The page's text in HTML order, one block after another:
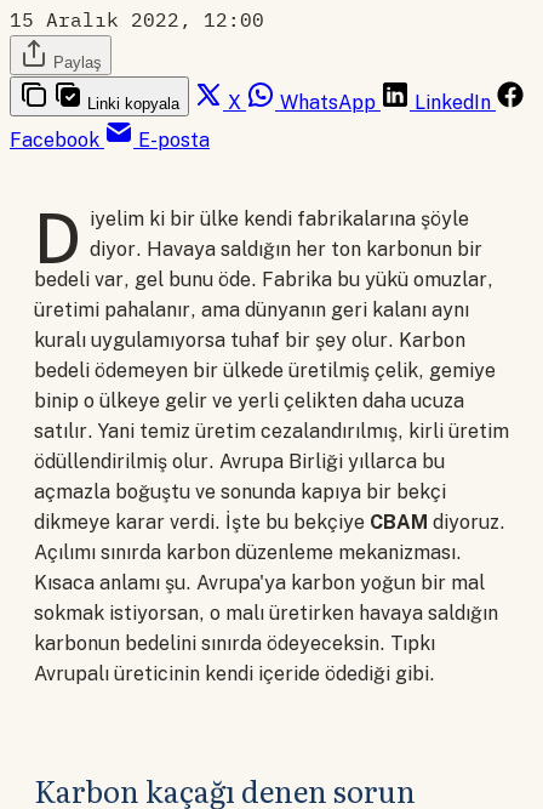
15 Aralık 2022, 12:00
Paylaş
Linki kopyala X WhatsApp
LinkedIn
Facebook
E-posta
D iyelim ki bir ülke kendi fabrikalarına şöyle
diyor. Havaya saldığın her ton karbonun bir
bedeli var, gel bunu öde. Fabrika bu yükü omuzlar,
üretimi pahalanır, ama dünyanın geri kalanı aynı
kuralı uygulamıyorsa tuhaf bir şey olur. Karbon
bedeli ödemeyen bir ülkede üretilmiş çelik, gemiye
binip o ülkeye gelir ve yerli çelikten daha ucuza
satılır. Yani temiz üretim cezalandırılmış, kirli üretim
ödüllendirilmiş olur. Avrupa Birliği yıllarca bu
açmazla boğuştu ve sonunda kapıya bir bekçi
dikmeye karar verdi. İşte bu bekçiye CBAM diyoruz.
Açılımı sınırda karbon düzenleme mekanizması.
Kısaca anlamı şu. Avrupa'ya karbon yoğun bir mal
sokmak istiyorsan, o malı üretirken havaya saldığın
karbonun bedelini sınırda ödeyeceksin. Tıpkı
Avrupalı üreticinin kendi içeride ödediği gibi.
Karbon kaçağı denen sorun